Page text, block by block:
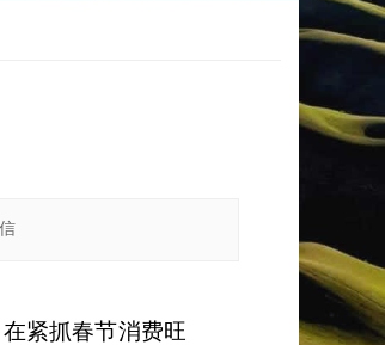
紧抓春节消费旺